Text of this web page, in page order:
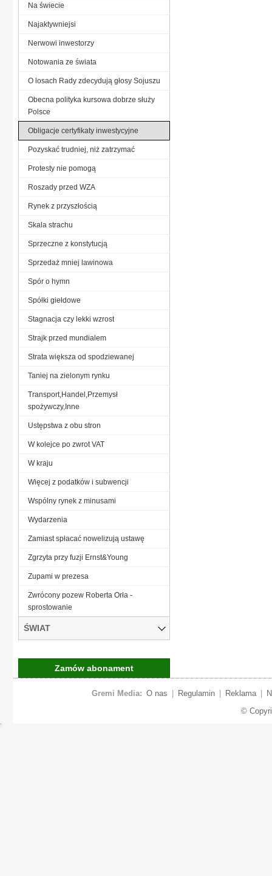
Na świecie
Najaktywniejsi
Nerwowi inwestorzy
Notowania ze świata
O losach Rady zdecydują głosy Sojuszu
Obecna polityka kursowa dobrze służy
Polsce
Obligacje certyfikaty inwestycyjne
Pozyskać trudniej, niż zatrzymać
Protesty nie pomogą
Roszady przed WZA
Rynek z przyszłością
Skala strachu
Sprzeczne z konstytucją
Sprzedaż mniej lawinowa
Spór o hymn
Spółki giełdowe
Stagnacja czy lekki wzrost
Strajk przed mundialem
Strata większa od spodziewanej
Taniej na zielonym rynku
Transport,Handel,Przemysł
spożywczy,Inne
Ustępstwa z obu stron
W kolejce po zwrot VAT
W kraju
Więcej z podatków i subwencji
Wspólny rynek z minusami
Wydarzenia
Zamiast spłacać nowelizują ustawę
Zgrzyta przy fuzji Ernst&Young
Zupami w prezesa
Zwrócony pozew Roberta Orła -
sprostowanie
ŚWIAT
Zamów abonament
Gremi Media: O nas Regulamin Reklama
©